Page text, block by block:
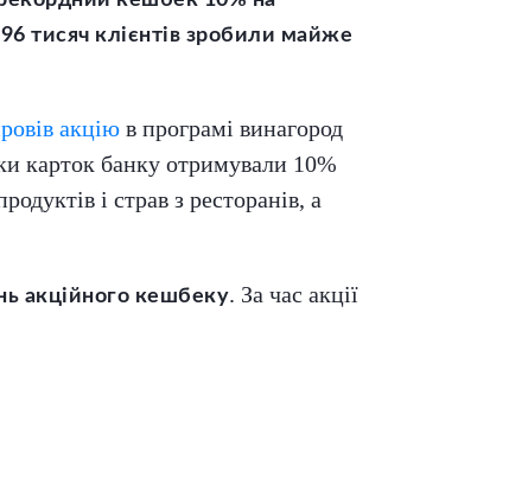
тисяч клієнтів зробили майже
акцію в програмі винагород
карток банку отримували 10%
і страв з ресторанів, а
акційного кешбеку. За час акції